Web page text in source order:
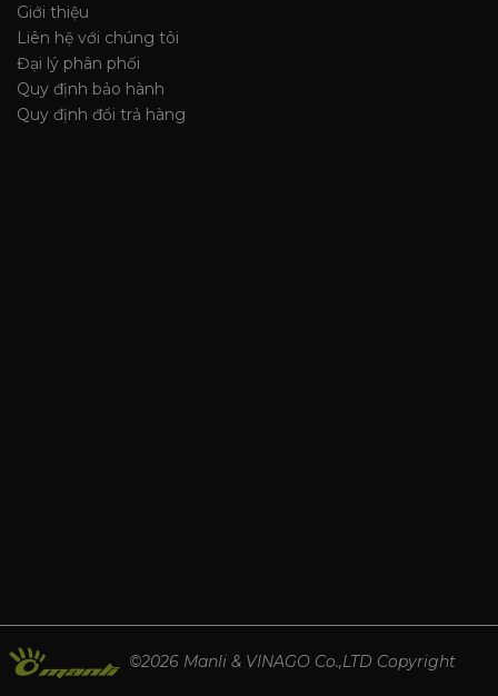
Giới thiệu
Liên hệ với chúng tôi
Đại lý phân phối
Quy định bảo hành
Quy định đổi trả hàng
©2026 Manli & VINAGO Co.,LTD Copyright